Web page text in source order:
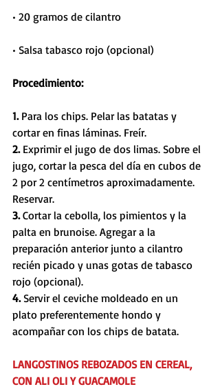
• 20 gramos de cilantro
• Salsa tabasco rojo (opcional)
Procedimiento:
1. Para los chips. Pelar las batatas y
cortar en finas láminas. Freír.
2. Exprimir el jugo de dos limas. Sobre el
jugo, cortar la pesca del día en cubos de
2 por 2 centímetros aproximadamente.
Reservar.
3. Cortar la cebolla, los pimientos y la
palta en brunoise. Agregar a la
preparación anterior junto a cilantro
recién picado y unas gotas de tabasco
rojo (opcional).
4. Servir el ceviche moldeado en un
plato preferentemente hondo y
acompañar con los chips de batata.
LANGOSTINOS REBOZADOS EN CEREAL,
CON ALI OLI Y GUACAMOLE